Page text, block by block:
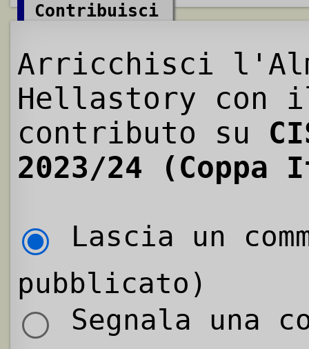
Contribuisci
Arricchisci
Hellastory con
contributo su
2023/24
Lascia un
pubblicato)
Segnala una